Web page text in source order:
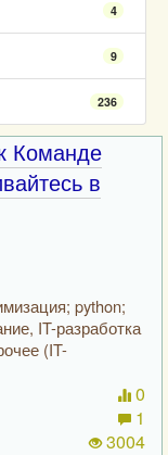
4
9
236
Команде
в
python;
IT-разработка
(IT-
0
1
3004